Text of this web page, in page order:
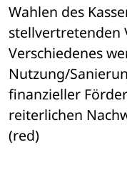
Wahlen des
stellvertretenden
Verschiedenes
Nutzung/
finanzieller
reiterlichen
(red)